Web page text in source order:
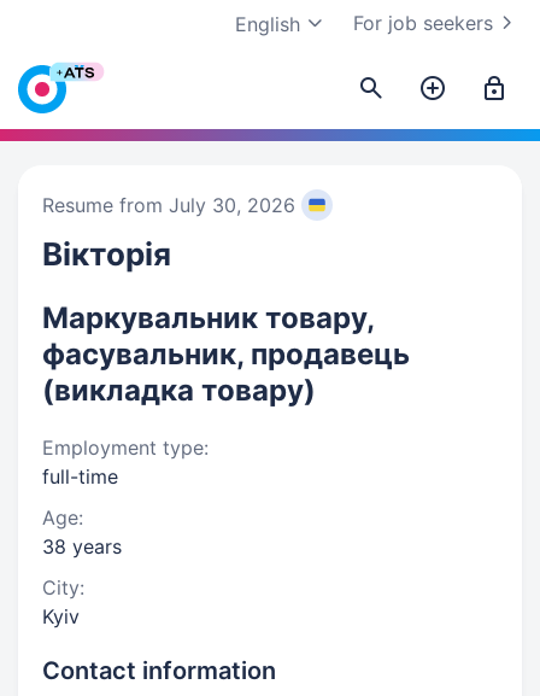
For job seekers
English
Resume from July 30, 2026
Вікторія
Маркувальник товару,
фасувальник, продавець
(викладка товару)
Employment type:
full-time
Age:
38 years
City:
Kyiv
Contact information